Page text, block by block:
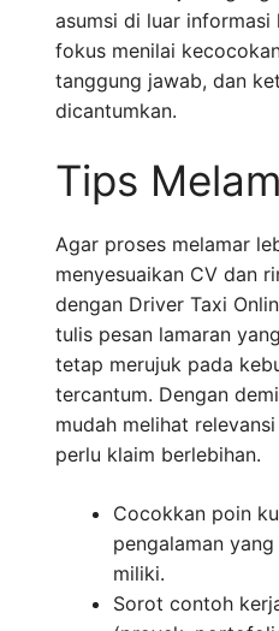
asumsi di luar informasi
fokus menilai
tanggung jawab, dan
dicantumkan.
Tips
Agar proses melamar
menyesuaikan CV dan
dengan Driver Taxi
tulis pesan lamaran
tetap merujuk pada
tercantum. Dengan
mudah melihat
perlu klaim berlebihan.
Cocokkan poin
pengalaman
miliki.
Sorot contoh